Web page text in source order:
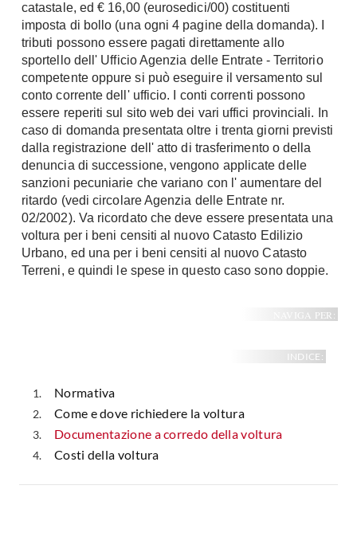
catastale, ed € 16,00 (eurosedici/00) costituenti
imposta di bollo (una ogni 4 pagine della domanda). I
tributi possono essere pagati direttamente allo
sportello dell' Ufficio Agenzia delle Entrate - Territorio
competente oppure si può eseguire il versamento sul
conto corrente dell' ufficio. I conti correnti possono
essere reperiti sul sito web dei vari uffici provinciali. In
caso di domanda presentata oltre i trenta giorni previsti
dalla registrazione dell' atto di trasferimento o della
denuncia di successione, vengono applicate delle
sanzioni pecuniarie che variano con l' aumentare del
ritardo (vedi circolare Agenzia delle Entrate nr.
02/2002). Va ricordato che deve essere presentata una
voltura per i beni censiti al nuovo Catasto Edilizio
Urbano, ed una per i beni censiti al nuovo Catasto
Terreni, e quindi le spese in questo caso sono doppie.
NAVIGA PER:
INDICE:
Normativa
Come e dove richiedere la voltura
Documentazione a corredo della voltura
Costi della voltura